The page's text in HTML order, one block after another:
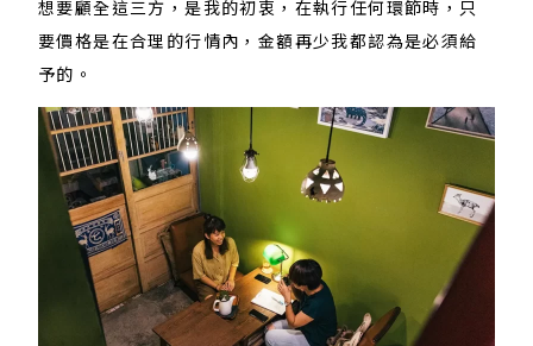
想要顧全這三方，是我的初衷，在執行任何環節時，只
要價格是在合理的行情內，金額再少我都認為是必須給
予的。